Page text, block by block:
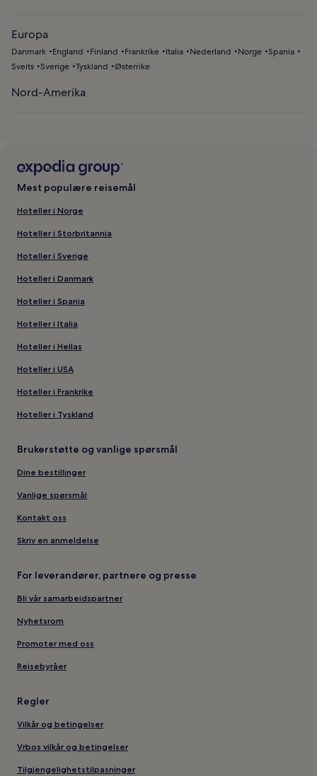
Europa
Danmark England Finland Frankrike Italia Nederland Norge Spania
Sveits Sverige Tyskland Østerrike
Nord-Amerika
Mest populære reisemål
Hoteller i Norge
Hoteller i Storbritannia
Hoteller i Sverige
Hoteller i Danmark
Hoteller i Spania
Hoteller i Italia
Hoteller i Hellas
Hoteller i USA
Hoteller i Frankrike
Hoteller i Tyskland
Brukerstøtte og vanlige spørsmål
Dine bestillinger
Vanlige spørsmål
Kontakt oss
Skriv en anmeldelse
For leverandører, partnere og presse
Bli vår samarbeidspartner
Nyhetsrom
Promoter med oss
Reisebyråer
Regler
Vilkår og betingelser
Vrbos vilkår og betingelser
Tilgjengelighetstilpasninger